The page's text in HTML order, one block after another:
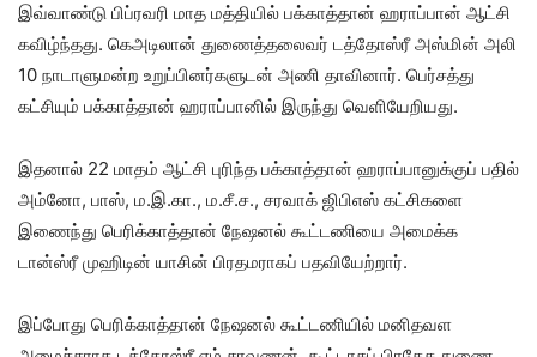
இவ்வாண்டு பிப்ரவரி மாத மத்தியில் பக்காத்தான் ஹராப்பான் ஆட்சி
கவிழ்ந்தது. கெஅடிலான் துணைத்தலைவர் டத்தோஸ்ரீ அஸ்மின் அலி
10 நாடாளுமன்ற உறுப்பினர்களுடன் அணி தாவினார். பெர்சத்து
கட்சியும் பக்காத்தான் ஹராப்பானில் இருந்து வெளியேறியது.
இதனால் 22 மாதம் ஆட்சி புரிந்த பக்காத்தான் ஹராப்பானுக்குப் பதில்
அம்னோ, பாஸ், ம.இ.கா., ம.சீ.ச., சரவாக் ஜிபிஎஸ் கட்சிகளை
இணைந்து பெரிக்காத்தான் நேஷனல் கூட்டணியை அமைக்க
டான்ஸ்ரீ முஹிடின் யாசின் பிரதமராகப் பதவியேற்றார்.
இப்போது பெரிக்காத்தான் நேஷனல் கூட்டணியில் மனிதவள